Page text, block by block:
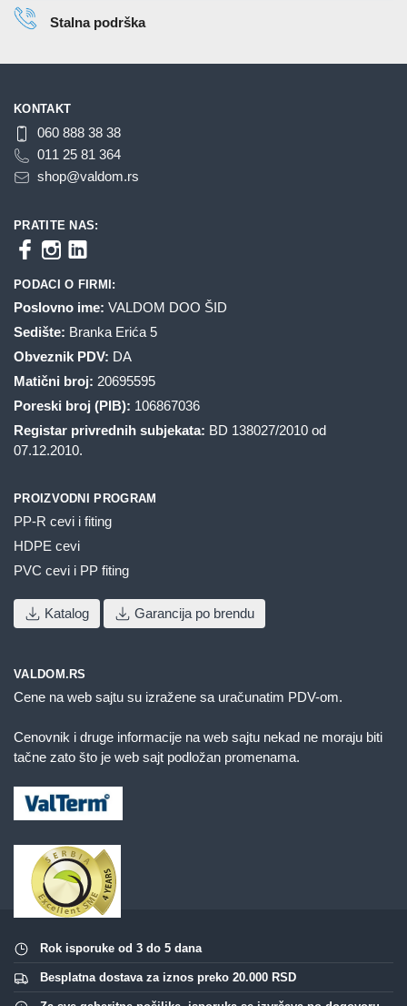
Stalna podrška
KONTAKT
060 888 38 38
011 25 81 364
shop@valdom.rs
PRATITE NAS:
PODACI O FIRMI:
Poslovno ime: VALDOM DOO ŠID
Sedište: Branka Erića 5
Obveznik PDV: DA
Matični broj: 20695595
Poreski broj (PIB): 106867036
Registar privrednih subjekata: BD 138027/2010 od
07.12.2010.
PROIZVODNI PROGRAM
PP-R cevi i fiting
HDPE cevi
PVC cevi i PP fiting
Katalog Garancija po brendu
VALDOM.RS
Cene na web sajtu su izražene sa uračunatim PDV-om.
Cenovnik i druge informacije na web sajtu nekad ne moraju biti
tačne zato što je web sajt podložan promenama.
Rok isporuke od 3 do 5 dana
Besplatna dostava za iznos preko 20.000 RSD